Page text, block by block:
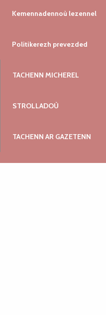
Kemennadennoù lezennel
Politikerezh prevezded
TACHENN MICHEREL
STROLLADOÙ
TACHENN AR GAZETENN